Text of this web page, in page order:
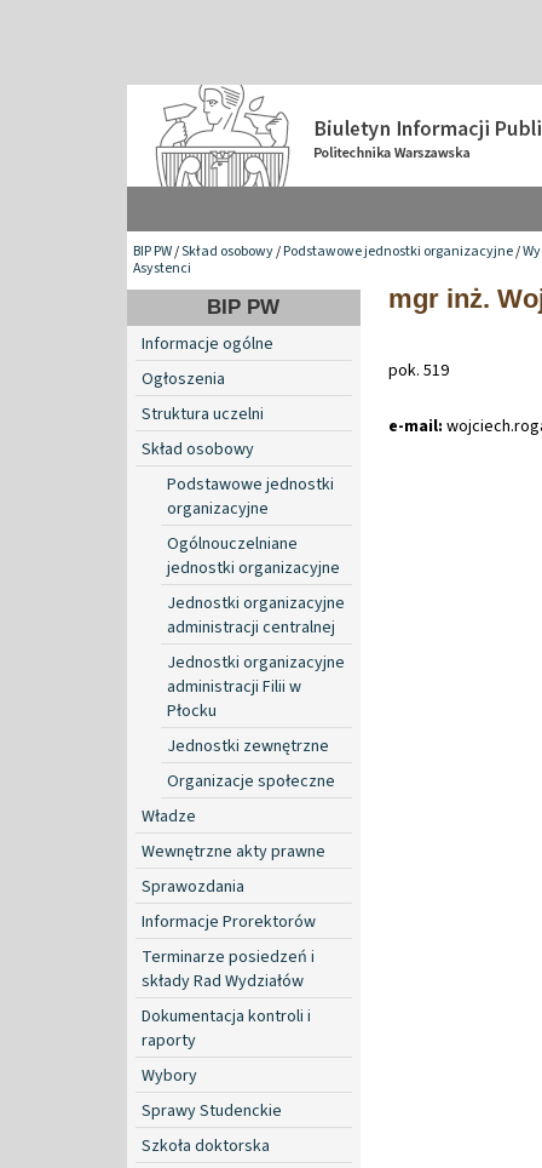
BIP PW/Skład osobowy/Podstawowe jednostki organizacyjne/
Asystenci
BIP PW
Informacje ogólne
Ogłoszenia
Struktura uczelni
Skład osobowy
Podstawowe jednostki
organizacyjne
Ogólnouczelniane
jednostki organizacyjne
Jednostki organizacyjne
administracji centralnej
Jednostki organizacyjne
administracji Filii w
Płocku
Jednostki zewnętrzne
Organizacje społeczne
Władze
Wewnętrzne akty prawne
Sprawozdania
Informacje Prorektorów
Terminarze posiedzeń i
składy Rad Wydziałów
Dokumentacja kontroli i
raporty
Wybory
Sprawy Studenckie
Szkoła doktorska
mgr inż.
pok. 519
e-mail: wojciech.